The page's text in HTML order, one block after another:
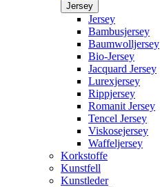
Jersey
Jersey
Bambusjersey
Baumwolljersey
Bio-Jersey
Jacquard Jersey
Lurexjersey
Rippjersey
Romanit Jersey
Tencel Jersey
Viskosejersey
Waffeljersey
Korkstoffe
Kunstfell
Kunstleder